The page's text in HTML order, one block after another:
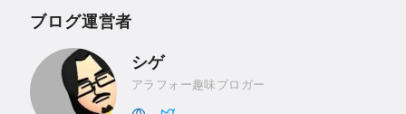
ブログ運営者
シゲ
アラフォー趣味ブロガー